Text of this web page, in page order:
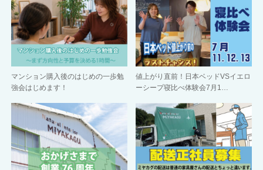
マンション購入後のはじめの一歩勉
強会はじめます！
値上がり直前！日本ベッドVSイエロ
ーシープ寝比べ体験会7月1…